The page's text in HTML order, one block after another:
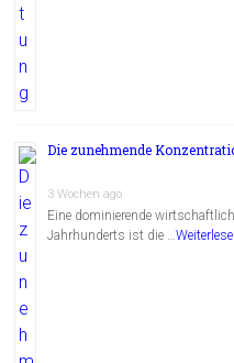
Die zunehmende
3 Wochen ago
Eine dominierende
Jahrhunderts ist die …